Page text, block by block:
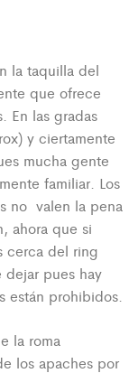
la taquilla del
que ofrece
En las gradas
y ciertamente
mucha gente
familiar. Los
no valen la pena
ahora que si
cerca del ring
pues hay
están prohibidos.
la roma
los apaches por